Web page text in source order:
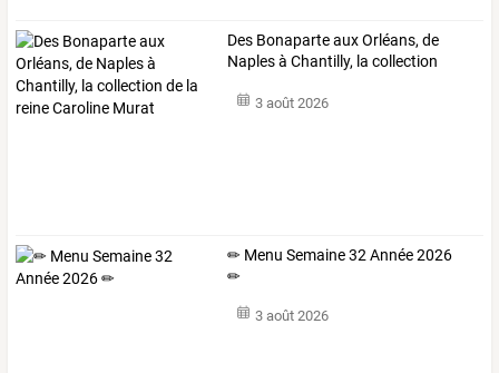
Des BonaparteauxOrléans,de
Naplesà Chantilly, la collection
3 août 2026
✏ Menu Semaine 32 Année 2026
✏
3 août 2026